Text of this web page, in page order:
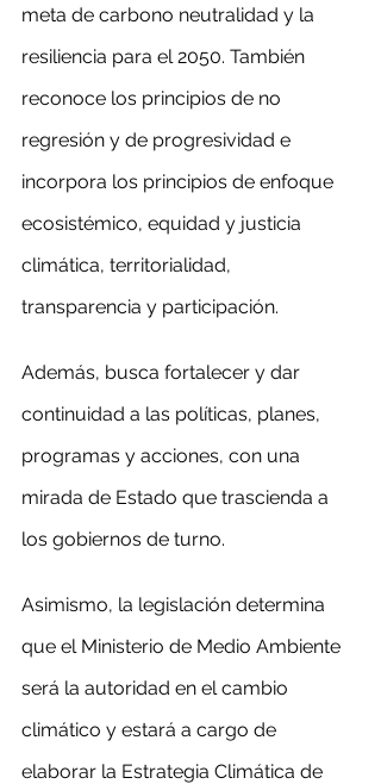
meta de carbono neutralidad y la
resiliencia para el 2050. También
reconoce los principios de no
regresión y de progresividad e
incorpora los principios de enfoque
ecosistémico, equidad y justicia
climática, territorialidad,
transparencia y participación.
Además, busca fortalecer y dar
continuidad a las políticas, planes,
programas y acciones, con una
mirada de Estado que trascienda a
los gobiernos de turno.
Asimismo, la legislación determina
que el Ministerio de Medio Ambiente
será la autoridad en el cambio
climático y estará a cargo de
elaborar la Estrategia Climática de